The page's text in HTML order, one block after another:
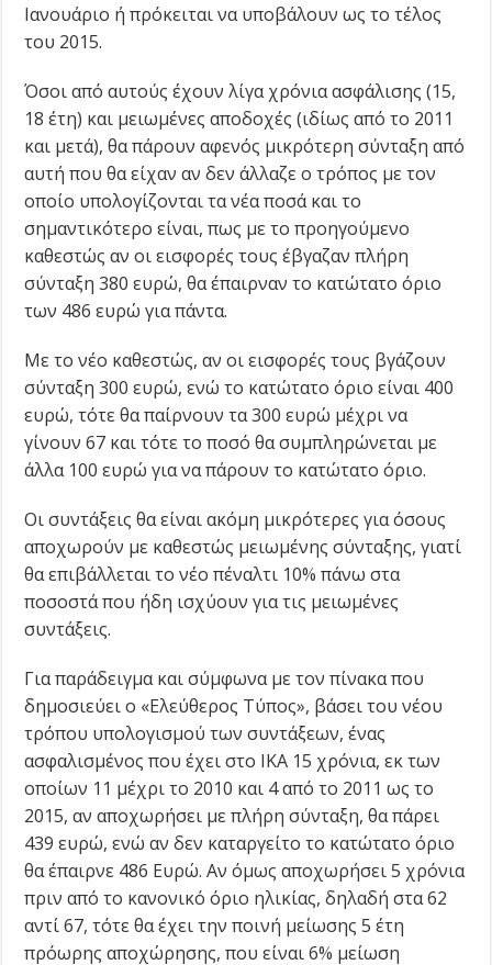
Ιανουάριο ή πρόκειται να υποβάλουν ως το τέλος
του 2015.
Όσοι από αυτούς έχουν λίγα χρόνια ασφάλισης (15,
18 έτη) και μειωμένες αποδοχές (ιδίως από το 2011
και μετά), θα πάρουν αφενός μικρότερη σύνταξη από
αυτή που θα είχαν αν δεν άλλαζε ο τρόπος με τον
οποίο υπολογίζονται τα νέα ποσά και το
σημαντικότερο είναι, πως με το προηγούμενο
καθεστώς αν οι εισφορές τους έβγαζαν πλήρη
σύνταξη 380 ευρώ, θα έπαιρναν το κατώτατο όριο
των 486 ευρώ για πάντα.
Με το νέο καθεστώς, αν οι εισφορές τους βγάζουν
σύνταξη 300 ευρώ, ενώ το κατώτατο όριο είναι 400
ευρώ, τότε θα παίρνουν τα 300 ευρώ μέχρι να
γίνουν 67 και τότε το ποσό θα συμπληρώνεται με
άλλα 100 ευρώ για να πάρουν το κατώτατο όριο.
Οι συντάξεις θα είναι ακόμη μικρότερες για όσους
αποχωρούν με καθεστώς μειωμένης σύνταξης, γιατί
θα επιβάλλεται το νέο πέναλτι 10% πάνω στα
ποσοστά που ήδη ισχύουν για τις μειωμένες
συντάξεις.
Για παράδειγμα και σύμφωνα με τον πίνακα που
δημοσιεύει ο «Ελεύθερος Τύπος», βάσει του νέου
τρόπου υπολογισμού των συντάξεων, ένας
ασφαλισμένος που έχει στο ΙΚΑ 15 χρόνια, εκ των
οποίων 11 μέχρι το 2010 και 4 από το 2011 ως το
2015, αν αποχωρήσει με πλήρη σύνταξη, θα πάρει
439 ευρώ, ενώ αν δεν καταργείτο το κατώτατο όριο
θα έπαιρνε 486 Ευρώ. Αν όμως αποχωρήσει 5 χρόνια
πριν από το κανονικό όριο ηλικίας, δηλαδή στα 62
αντί 67, τότε θα έχει την ποινή μείωσης 5 έτη
πρόωρης αποχώρησης, που είναι 6% μείωση